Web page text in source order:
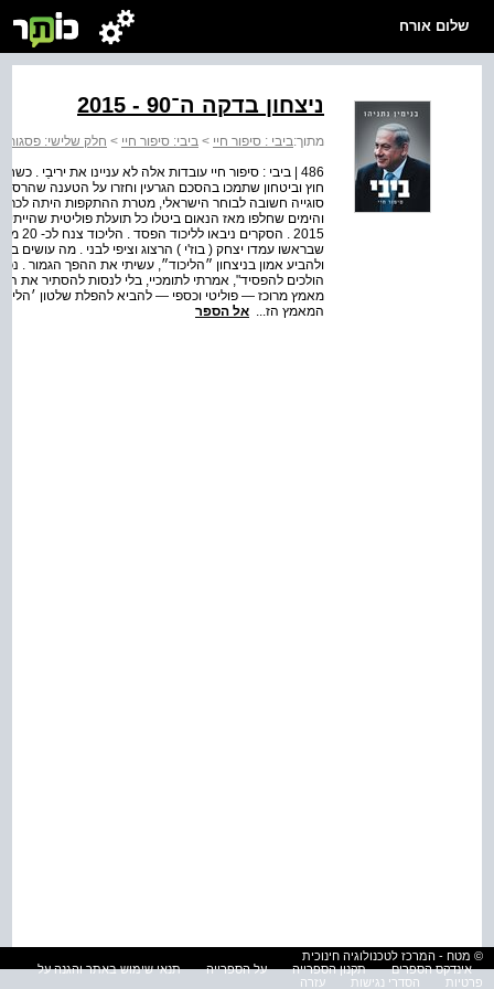
שלום אורח
ניצחון בדקה ה־90 - 2015
מתוך:ביבי : סיפור חיי > ביבי: סיפור חיי > חלק שלישי: פסגות
486 | ביבי : סיפור חיי עובדות אלה לא עניינו את יריבַי .
חוץ וביטחון שתמכו בהסכם הגרעין וחזרו על הטענה
סוגייה חשובה לבוחר הישראלי, מטרת ההתקפות היתה
שבראשו עמדו יצחק ( בוז'י ) הרצוג וציפי לבני . מה עושים
ולהביע אמון בניצחון ״הליכוד״, עשיתי את ההפך הגמור .
הולכים להפסיד", אמרתי לתומכיי, בלי לנסות להסתיר את
מאמץ מרוכז — פוליטי וכספי — להביא להפלת שלטון
המאמץ הז... אל הספר
© מטח - המרכז לטכנולוגיה חינוכית
אינדקס הספרים
תקנון הספרייה על הספרייה
תנאי שימוש באתר והגנה על
פרטיות
הסדרי נגישות עזרה